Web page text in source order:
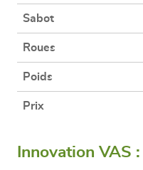
Sabot
Roues
Poids
Prix
Innovation VAS